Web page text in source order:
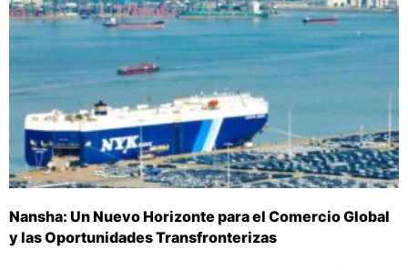
Nansha: Un Nuevo Horizonte para el Comercio Global
y las Oportunidades Transfronterizas